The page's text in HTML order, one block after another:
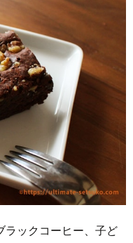
ラックコーヒー、子ど